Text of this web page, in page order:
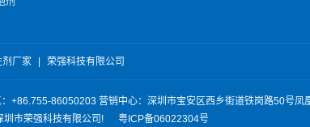
剂厂家 荣强科技有限公司
+86.755-86050203 营销中心：深圳市宝安区西乡街道铁岗路50号
市荣强科技有限公司!
粤ICP备06022304号